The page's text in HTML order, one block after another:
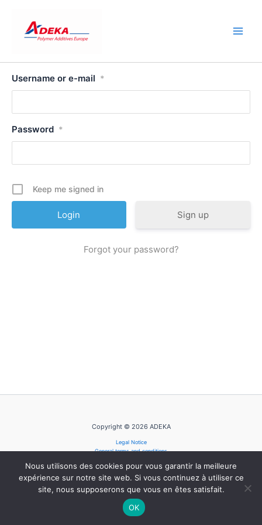
content
Username or e-mail *
Password *
Keep me signed in
Sign up
Forgot your password?
Copyright © 2026 ADEKA
Legal Notice
General terms and conditions
Cookie Policy
Nous utilisons des cookies pour vous garantir la meilleure
expérience sur notre site web. Si vous continuez à utiliser ce
site, nous supposerons que vous en êtes satisfait.
OK